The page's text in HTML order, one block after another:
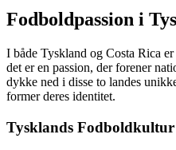
Fodboldpassion i
I både Tyskland og Costa Rica
det er en passion, der forener
dykke ned i disse to landes
former deres identitet.
Tysklands Fodboldkultur